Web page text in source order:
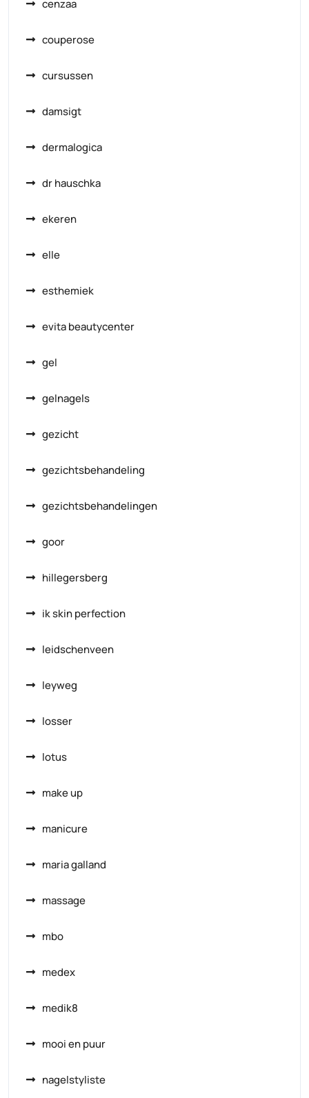
cenzaa
couperose
cursussen
damsigt
dermalogica
dr hauschka
ekeren
elle
esthemiek
evita beautycenter
gel
gelnagels
gezicht
gezichtsbehandeling
gezichtsbehandelingen
goor
hillegersberg
ik skin perfection
leidschenveen
leyweg
losser
lotus
make up
manicure
maria galland
massage
mbo
medex
medik8
mooi en puur
nagelstyliste